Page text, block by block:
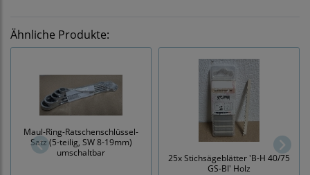
Ähnliche Produkte:
Maul-Ring-Ratschenschlüssel-
Satz (5-teilig, SW 8-19mm)
umschaltbar
25x Stichsägeblätter 'B-H 40/75
GS-BI' Holz